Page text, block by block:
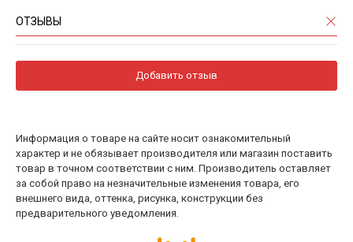
ОТЗЫВЫ
Добавить отзыв
Информация о товаре на сайте носит ознакомительный
характер и не обязывает производителя или магазин поставить
товар в точном соответствии с ним. Производитель оставляет
за собой право на незначительные изменения товара, его
внешнего вида, оттенка, рисунка, конструкции без
предварительного уведомления.